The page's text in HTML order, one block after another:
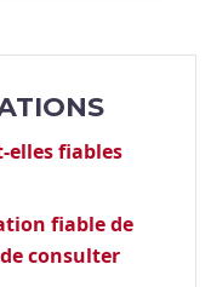
elles fiables
fiable de
consulter